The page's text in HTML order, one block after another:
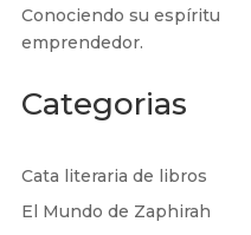
Conociendo su espíritu
emprendedor.
Categorias
Cata literaria de libros
El Mundo de Zaphirah